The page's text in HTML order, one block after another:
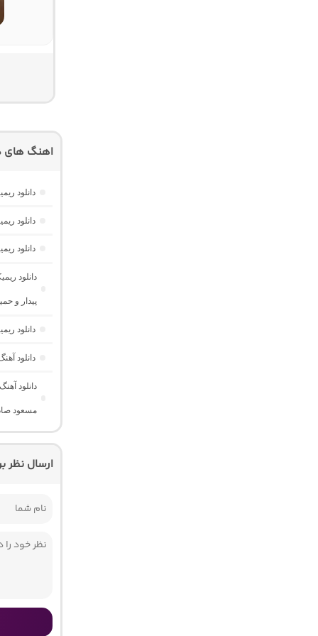
اهنگ های
دانلود ریمیکس
دانلود
دانلود
پیدار و
دانلود
دانلود
مسعود
ارسال نظر